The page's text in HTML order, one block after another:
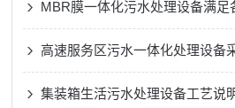
高速服务区污水一体化处理设备
集装箱生活污水处理设备工艺说